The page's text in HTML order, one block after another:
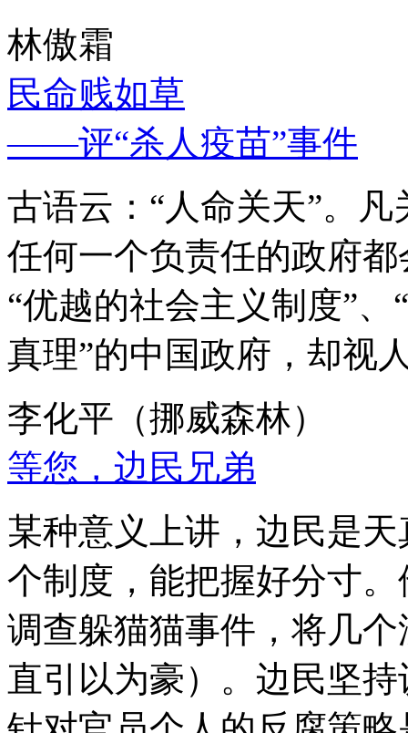
林傲霜
民命贱如草
——评“杀人疫苗”事件
古语云：“人命关天”。
任何一个负责任的政府
“优越的社会主义制度”
真理”的中国政府，却视
李化平（挪威森林）
等您，边民兄弟
某种意义上讲，边民是
个制度，能把握好分寸
调查躲猫猫事件，将几
直引以为豪）。边民坚